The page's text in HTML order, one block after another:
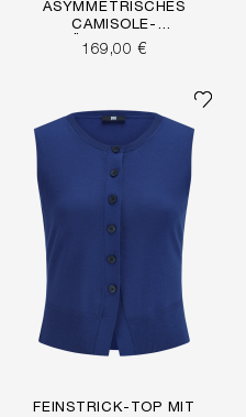
ASYMMETRISCHES
CAMISOLE-
TRÄGERTOP MIT
SPITZE
169,00 €
FEINSTRICK-TOP MIT